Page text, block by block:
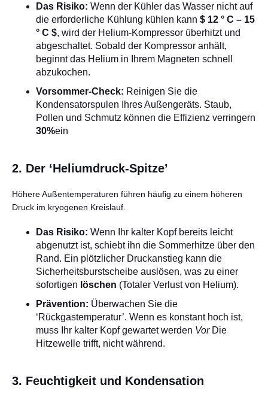
Das Risiko: Wenn der Kühler das Wasser nicht auf
die erforderliche Kühlung kühlen kann $ 12 ° C – 15
° C $, wird der Helium-Kompressor überhitzt und
abgeschaltet. Sobald der Kompressor anhält,
beginnt das Helium in Ihrem Magneten schnell
abzukochen.
Vorsommer-Check: Reinigen Sie die
Kondensatorspulen Ihres Außengeräts. Staub,
Pollen und Schmutz können die Effizienz verringern
30%ein
2. Der ‘Heliumdruck-Spitze’
Höhere Außentemperaturen führen häufig zu einem höheren
Druck im kryogenen Kreislauf.
Das Risiko: Wenn Ihr kalter Kopf bereits leicht
abgenutzt ist, schiebt ihn die Sommerhitze über den
Rand. Ein plötzlicher Druckanstieg kann die
Sicherheitsburstscheibe auslösen, was zu einer
sofortigen löschen (Totaler Verlust von Helium).
Prävention: Überwachen Sie die
‘Rückgastemperatur’. Wenn es konstant hoch ist,
muss Ihr kalter Kopf gewartet werden VorDie
Hitzewelle trifft, nicht während.
3. Feuchtigkeit und Kondensation